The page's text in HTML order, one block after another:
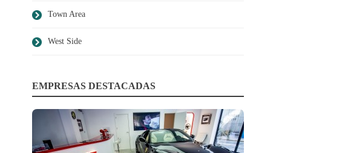
Town Area
West Side
EMPRESAS DESTACADAS